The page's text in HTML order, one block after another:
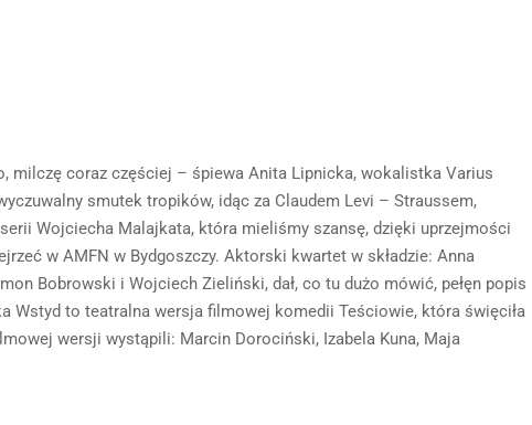
milczę coraz częściej – śpiewa Anita Lipnicka, wokalistka Varius
smutek tropików, idąc za Claudem Levi – Straussem,
Wojciecha Malajkata, która mieliśmy szansę, dzięki uprzejmości
w AMFN w Bydgoszczy. Aktorski kwartet w składzie: Anna
Bobrowski i Wojciech Zieliński, dał, co tu dużo mówić, pełęn popis
Wstyd to teatralna wersja filmowej komedii Teściowie, która święciła
wersji wystąpili: Marcin Dorociński, Izabela Kuna, Maja